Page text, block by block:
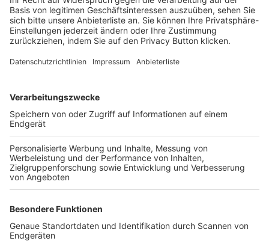
Login SpielPlus
FOLGE DEM BFV
TOP-VEREINE
TOP-PARTNER